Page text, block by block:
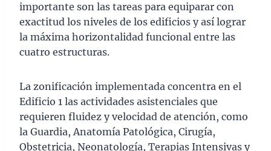
importante son las tareas para equiparar con
exactitud los niveles de los edificios y así lograr
la máxima horizontalidad funcional entre las
cuatro estructuras.
La zonificación implementada concentra en el
Edificio 1 las actividades asistenciales que
requieren fluidez y velocidad de atención, como
la Guardia, Anatomía Patológica, Cirugía,
Obstetricia, Neonatología, Terapias Intensivas y